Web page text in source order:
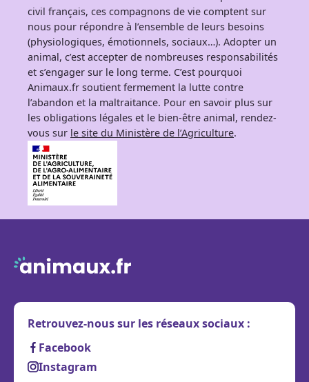
civil français, ces compagnons de vie comptent sur
nous pour répondre à l’ensemble de leurs besoins
(physiologiques, émotionnels, sociaux…). Adopter un
animal, c’est accepter de nombreuses responsabilités
et s’engager sur le long terme. C’est pourquoi
Animaux.fr soutient fermement la lutte contre
l’abandon et la maltraitance. Pour en savoir plus sur
les obligations légales et le bien-être animal, rendez-
vous sur le site du Ministère de l’Agriculture.
Retrouvez-nous sur les réseaux sociaux :
Facebook
Instagram